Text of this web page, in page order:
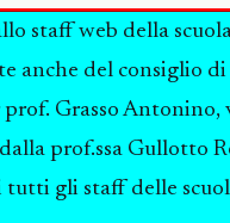
staff web della
anche del consiglio
prof. Grasso
prof.ssa Gullotto
gli staff delle